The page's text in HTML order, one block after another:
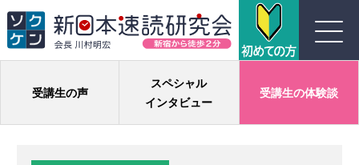
川村式ジョイント速読とは
コース紹介
受講生の声
スペシャル
インタビュー
受講生の体験談